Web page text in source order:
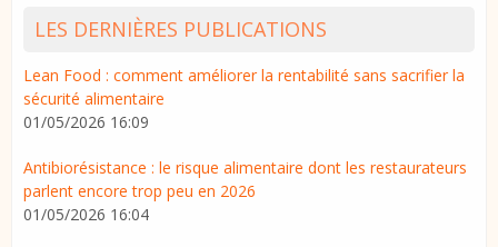
LES DERNIÈRES PUBLICATIONS
Lean Food : comment améliorer la rentabilité sans sacrifier la
sécurité alimentaire
01/05/2026 16:09
Antibiorésistance : le risque alimentaire dont les restaurateurs
parlent encore trop peu en 2026
01/05/2026 16:04